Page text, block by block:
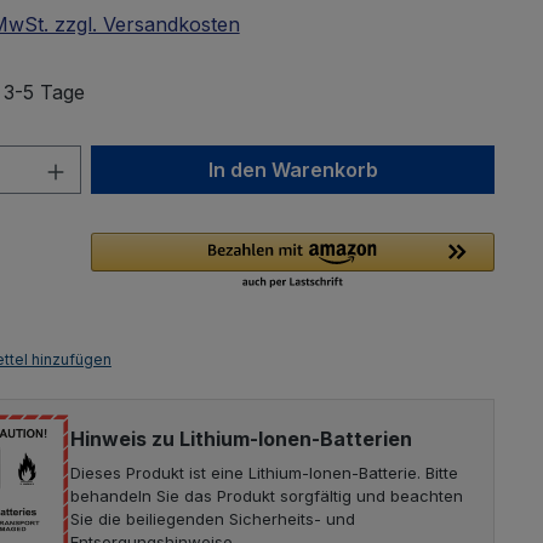
zzgl. Versandkosten
5 Tage
Anzahl: Gib den gewünschten Wert
In den Warenkorb
hinzufügen
Hinweis zu Lithium-Ionen-Batterien
Dieses Produkt ist eine Lithium-Ionen-Batterie. Bitte
behandeln Sie das Produkt sorgfältig und beachten
Sie die beiliegenden Sicherheits- und